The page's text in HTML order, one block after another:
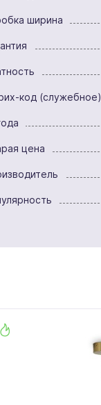
ширина
код (служебное)
цена